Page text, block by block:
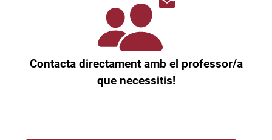
Contacta directament amb el professor/a
que necessitis!